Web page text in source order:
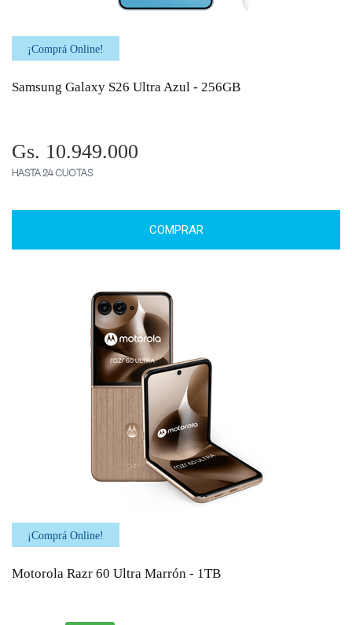
¡Comprá Online!
Samsung Galaxy S26 Ultra Azul - 256GB
Gs. 10.949.000
HASTA 24 CUOTAS
COMPRAR
¡Comprá Online!
Motorola Razr 60 Ultra Marrón - 1TB